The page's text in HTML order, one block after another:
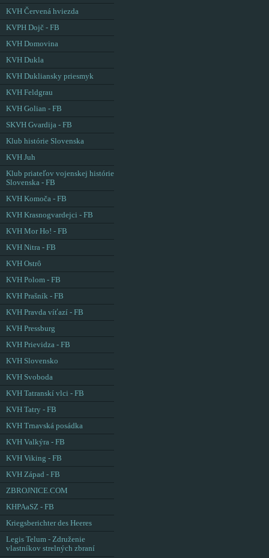
KVH Červená hviezda
KVPH Dojč - FB
KVH Domovina
KVH Dukla
KVH Dukliansky priesmyk
KVH Feldgrau
KVH Golian - FB
SKVH Gvardija - FB
Klub histórie Slovenska
KVH Juh
Klub priateľov vojenskej histórie
Slovenska - FB
KVH Komoča - FB
KVH Krasnogvardejci - FB
KVH Mor Ho! - FB
KVH Nitra - FB
KVH Ostrô
KVH Polom - FB
KVH Prašník - FB
KVH Pravda víťazí - FB
KVH Pressburg
KVH Prievidza - FB
KVH Slovensko
KVH Svoboda
KVH Tatranskí vlci - FB
KVH Tatry - FB
KVH Trnavská posádka
KVH Valkýra - FB
KVH Viking - FB
KVH Západ - FB
ZBROJNICE.COM
KHPAaSZ - FB
Kriegsberichter des Heeres
Legis Telum - Združenie
vlastníkov strelných zbraní